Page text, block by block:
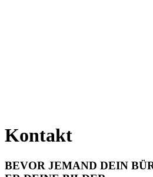
Kontakt
BEVOR JEMAND DEIN